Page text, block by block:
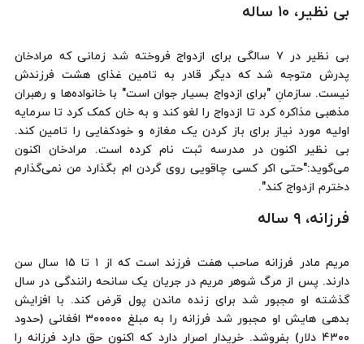
بی نظیر، ۱۰ ساله
بی نظیر در ۷ سالگی برای ازدواج فروخته شد زمانی که مرادخان
پدرش متوجه شد که دیگر قادر به تامین غذای هشت فرزندش
نیست. سازمانِ "برای ازدواج بسیار جوان است" با خانواده‌ها و رهبران
مذهبی مذاکره کرد تا ازدواج را لغو کند و به خان کمک کرد تا سرمایه
اولیه مورد نیاز برای باز کردن یک مغازه و خودکفایی را تامین کند.
بی نظیر اکنون در مدرسه ثبت نام کرده است. مرادخان اکنون
می‌گوید:"حتی اکر کسی چاقویی روی گردن ام بگذارد من نمی‌گذارم
دخترم ازدواج کند".
فرزانه، ۹ ساله
مریم مادر فرزانه صاحب هفت فرزند است که از ۱ تا ۱۵ سال سن
دارند. پس از مرگ شوهر مریم در جریان یک سانحه رانندگی در سال
گذشته او مجبور شد برای زنده ماندن پول قرض کند. با افزایش
بدهی هایش او مجبور شد فرزانه را به مبلغ ۳۰۰۰۰۰ افغانی (حدود
۴۳۰۰ دلار) بفروشد. خریدار اصرار دارد که اکنون حق دارد فرزانه را